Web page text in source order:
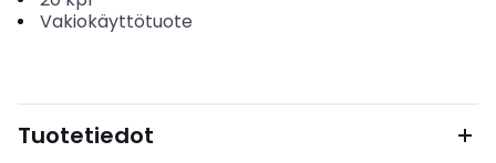
Vakiokäyttötuote
Tuotetiedot